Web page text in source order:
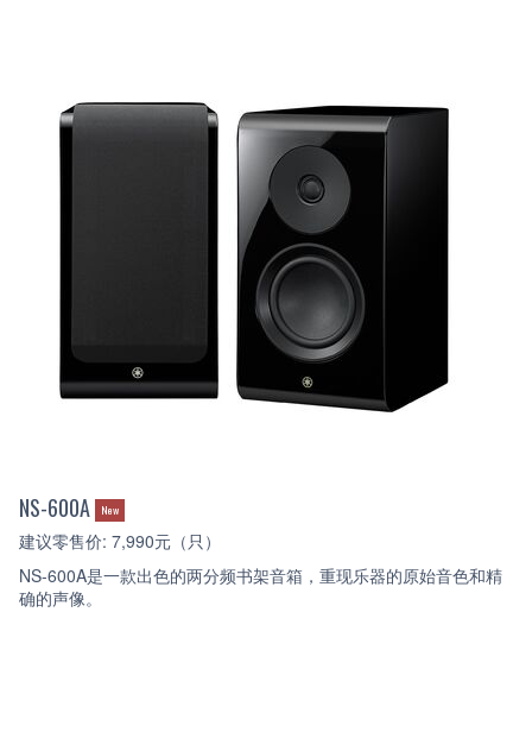
NS-600A New
建议零售价: 7,990元（只）
NS-600A是一款出色的两分频书架音箱，重现乐器的原始音色和精
确的声像。